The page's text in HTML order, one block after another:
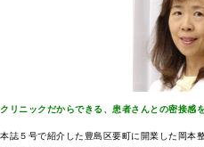
クリニックだからできる、患者さんとの密接感
本誌５号で紹介した豊島区要町に開業した岡本